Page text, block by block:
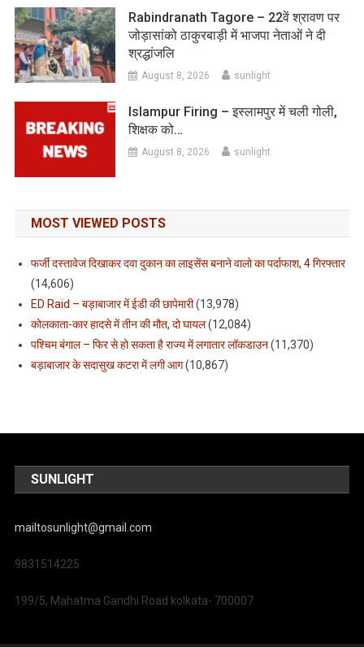
Rabindranath Tagore – 22वें श्रावण पर
जोड़ासांको ठाकुरबाड़ी में भाजपा नेताओं ने दी
श्रद्धांजलि
August 8, 2026 sunlight
Islampur Firing – इस्लामपुर में चली गोली,
शिक्षक को…
August 8, 2026 sunlight
MOST VIEWED POSTS
फर्जी दस्तावेज दिखाकर दवा दुकान का लाइसेंस बनाने वालो का पर्दाफाश, 4 गिरफ्तार
(14,606)
ED Raid – बड़ाबाजार में ईडी की छापेमारी(13,978)
कोलकाता-कार हादसे में तीन की मौत, दो घायल(12,084)
पश्चिम बंगाल – फिर से हो सकता है राज्य में लगातार लॉकडाउन(11,370)
बड़ाबाजार के सदासुख कटरा में लगी आग(10,867)
SUNLIGHT
mailtosunlight@gmail.com
9831514225
199/5, Mahatma Gandhi Road kolkata- 700007